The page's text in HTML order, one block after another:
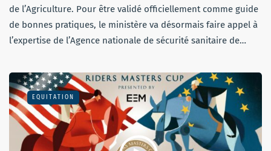
de l’Agriculture. Pour être validé officiellement comme guide
de bonnes pratiques, le ministère va désormais faire appel à
l’expertise de l’Agence nationale de sécurité sanitaire de…
EQUITATION